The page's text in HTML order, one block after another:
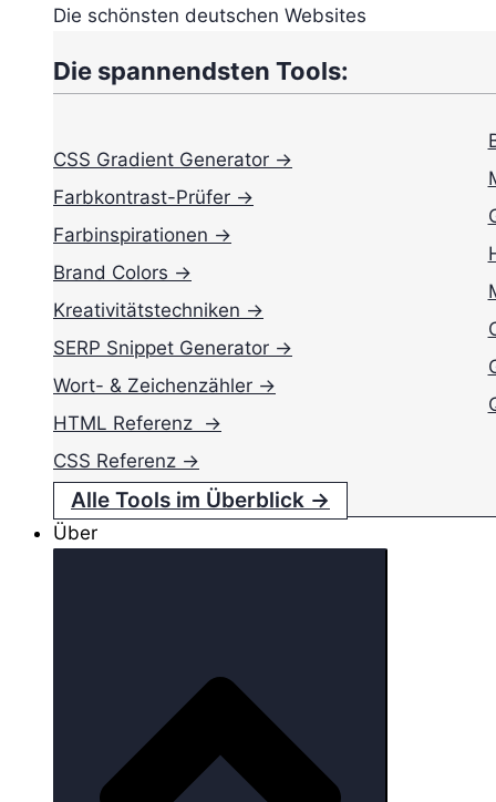
Die schönsten deutschen Websites
Die spannendsten Tools:
CSS Gradient Generator →
Farbkontrast-Prüfer →
Farbinspirationen →
Brand Colors →
Kreativitätstechniken →
SERP Snippet Generator →
Wort- & Zeichenzähler →
HTML Referenz →
CSS Referenz →
Alle Tools im Überblick →
Über